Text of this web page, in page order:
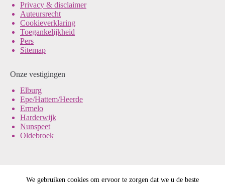
We gebruiken cookies om ervoor te zorgen dat we u de beste
Onze vestigingen
Elburg
Epe/Hattem/Heerde
Ermelo
Harderwijk
Nunspeet
Oldebroek
Privacy & disclaimer
Auteursrecht
Cookieverklaring
Toegankelijkheid
Pers
Sitemap